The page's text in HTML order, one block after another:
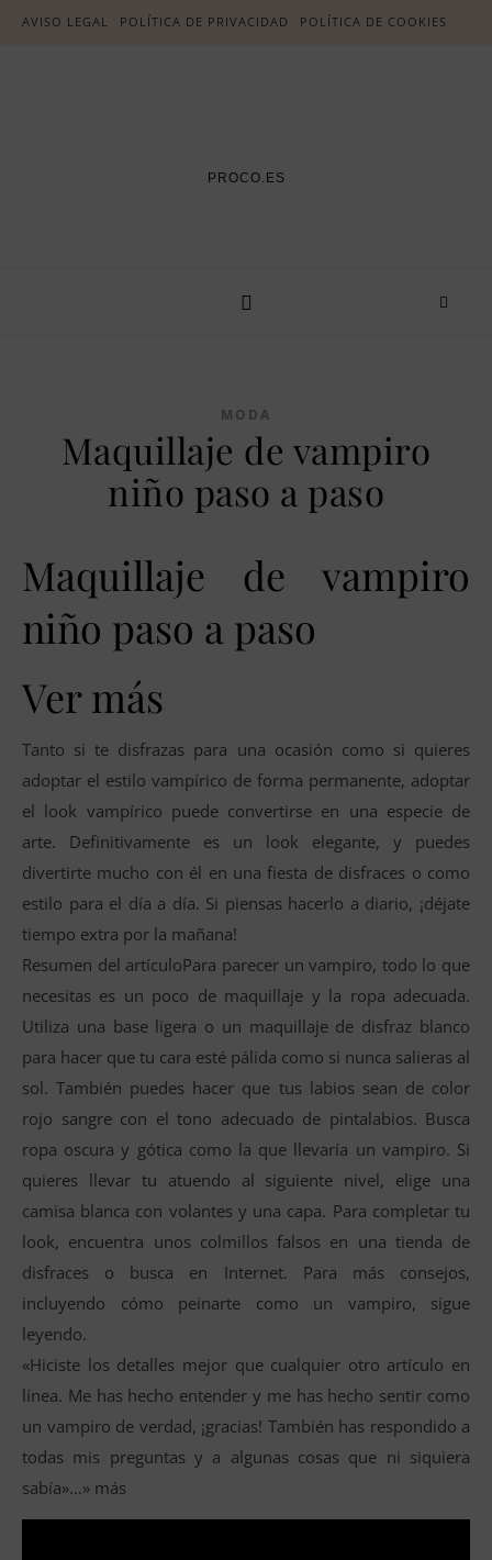
AVISO LEGAL POLÍTICA DE PRIVACIDAD POLÍTICA DE COOKIES
PROCO.ES
MODA
Maquillaje de vampiro
niño paso a paso
Maquillaje de vampiro
niño paso a paso
Ver más
Tanto si te disfrazas para una ocasión como si quieres
adoptar el estilo vampírico de forma permanente, adoptar
el look vampírico puede convertirse en una especie de
arte. Definitivamente es un look elegante, y puedes
divertirte mucho con él en una fiesta de disfraces o como
estilo para el día a día. Si piensas hacerlo a diario, ¡déjate
tiempo extra por la mañana!
Resumen del artículoPara parecer un vampiro, todo lo que
necesitas es un poco de maquillaje y la ropa adecuada.
Utiliza una base ligera o un maquillaje de disfraz blanco
para hacer que tu cara esté pálida como si nunca salieras al
sol. También puedes hacer que tus labios sean de color
rojo sangre con el tono adecuado de pintalabios. Busca
ropa oscura y gótica como la que llevaría un vampiro. Si
quieres llevar tu atuendo al siguiente nivel, elige una
camisa blanca con volantes y una capa. Para completar tu
look, encuentra unos colmillos falsos en una tienda de
disfraces o busca en Internet. Para más consejos,
incluyendo cómo peinarte como un vampiro, sigue
leyendo.
«Hiciste los detalles mejor que cualquier otro artículo en
línea. Me has hecho entender y me has hecho sentir como
un vampiro de verdad, ¡gracias! También has respondido a
todas mis preguntas y a algunas cosas que ni siquiera
sabía»…» más